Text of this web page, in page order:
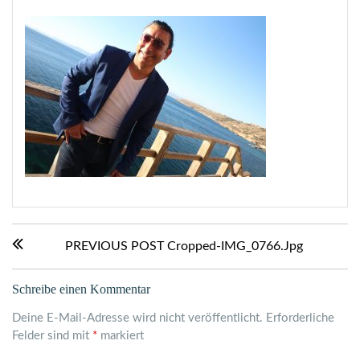
PREVIOUS POST Previous
Cropped-IMG_0766.jpg
Schreibe einen Kommentar
Deine E-Mail-Adresse wird nicht veröffentlicht. Erforderliche
Felder sind mit * markiert